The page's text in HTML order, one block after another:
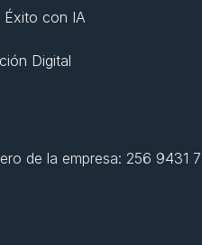
Éxito con IA
Digital
de la empresa: 256